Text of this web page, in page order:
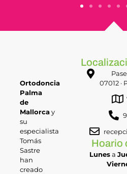
07012 ·
Hoario
Lunesa
Ortodoncia
Palma
de
Mallorcay
su
especialista
Tomás
Sastre
han
creado